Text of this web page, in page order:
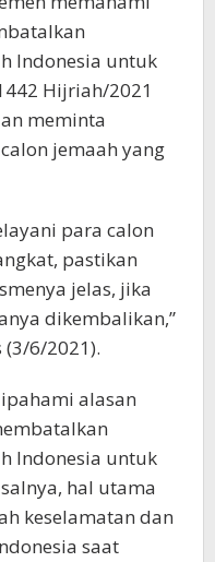
Indonesia untuk
Hijriah/2021
meminta
jemaah yang
para calon
pastikan
jelas, jika
dikembalikan,”
(3/6/2021).
alasan
Indonesia untuk
hal utama
keselamatan dan
saat